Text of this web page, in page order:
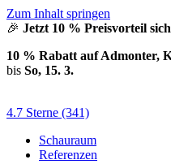
Zum Inhalt springen
🎉 Jetzt 10 % Preisvorteil
10 % Rabatt auf Admonter,
bis So, 15. 3.
4.7 Sterne (341)
Schauraum
Referenzen